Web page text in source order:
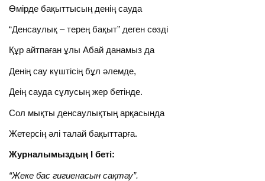
Өмірде бақыттысың денің сауда
“Денсаулық – терең бақыт” деген сөзді
Құр айтпаған ұлы Абай данамыз да
Денің сау күштісің бұл әлемде,
Деің сауда сұлусың жер бетінде.
Сол мықты денсаулықтың арқасында
Жетерсің әлі талай бақыттарға.
Журналымыздың I беті:
“Жеке бас гигиенасын сақтау”.